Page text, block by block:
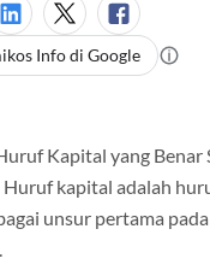
Info di Google
Kapital yang Benar
kapital adalah
unsur pertama
.